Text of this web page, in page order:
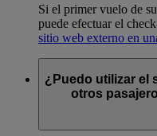
Si el primer vuelo de
puede efectuar el
sitio web externo en
¿Puedo utilizar el
otros